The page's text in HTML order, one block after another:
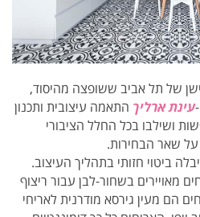
בצפון הישן של תל אביב ששופצה מהיסוד,
עינת ארליך התאמה עיצובית ותכנון
עבור משפחה בת 5 נפשות ושילבו בכל החלל הציבורי
על שאר הבחירות.
ביטוי חזותי בתהליך העיצוב.
מאויירים בשחור-לבן עבור ריצוף
הם מעין גירסא מודרנית לאריחי